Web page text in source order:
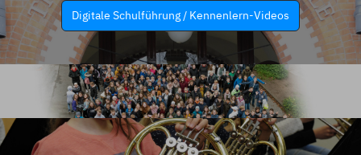
Digitale Schulführung / Kennenlern-Videos